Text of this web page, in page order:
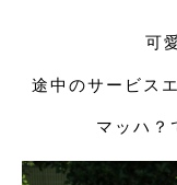
可
途中のサービス
マッハ？